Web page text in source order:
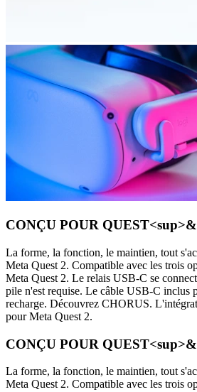
CONÇU POUR
La forme, la fonction, le maintien, tout
Meta Quest 2. Compatible avec les trois
Meta Quest 2. Le relais USB-C se
pile n'est requise. Le câble USB-C inclus
recharge. Découvrez CHORUS.
pour Meta Quest 2.
CONÇU POUR
La forme, la fonction, le maintien, tout
Meta Quest 2. Compatible avec les trois